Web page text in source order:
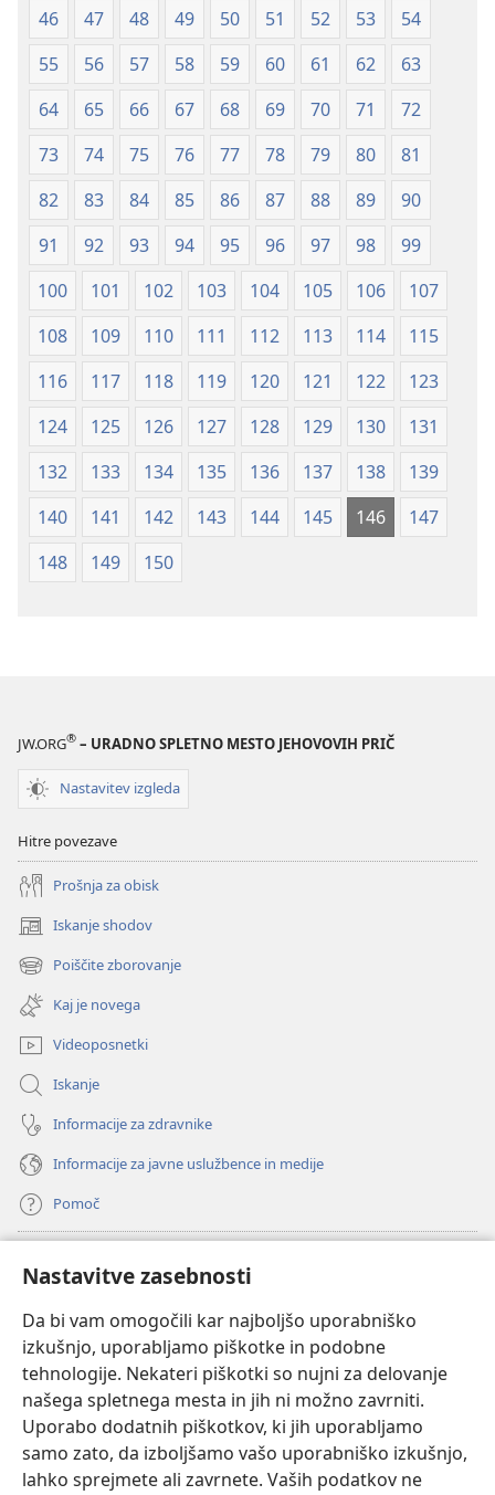
Nastavitve zasebnosti
Da bi vam omogočili kar najboljšo uporabniško
izkušnjo, uporabljamo piškotke in podobne
tehnologije. Nekateri piškotki so nujni za delovanje
našega spletnega mesta in jih ni možno zavrniti.
Uporabo dodatnih piškotkov, ki jih uporabljamo
samo zato, da izboljšamo vašo uporabniško izkušnjo,
lahko sprejmete ali zavrnete. Vaših podatkov ne
46
47 48 49 50 51 52 53
54
55
56 57 58 59 60 61 62
63
64
65 66 67 68 69 70 71
72
73
74 75 76 77 78 79 80
81
82
83 84 85 86 87 88 89
90
91
92 93 94 95 96 97 98
99
100
101 102 103 104 105 106
107
108
109 110 111 112 113 114
115
116
117 118 119 120 121 122
123
124
125 126 127 128 129 130
131
132
133 134 135 136 137 138
139
140
141 142 143 144 145 146
147
148
149 150
JW.ORG® – URADNO SPLETNO MESTO JEHOVOVIH PRIČ
Nastavitev izgleda
Hitre povezave
Prošnja za obisk
Iskanje shodov
(odpre
novo
okno)
Poiščite zborovanje
(odpre
novo
okno)
Kaj je novega
Videoposnetki
Iskanje
Informacije za zdravnike
Informacije za javne uslužbence in medije
Pomoč
(odpre
novo
okno) Watchtowerjeva SPLETNA KNJIŽNICA™
(odpre
novo
okno) JW Hub
(odpre
novo
okno)JW Library
Watchtower Library